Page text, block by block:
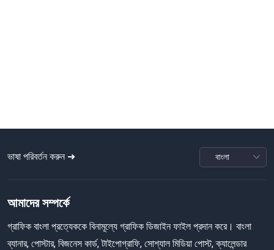
ভাষা পরিবর্তন করুন ➜
আমাদের সম্পর্কে
গ্রাফিক বাংলা প্রত্যেককে বিনামূল্যে গ্রাফিক ডিজাইন ফাইল প্রদান করে। বাংলা
ব্যানার, পোস্টার, বিজনেস কার্ড, টাইপোগ্রাফি, সোশ্যাল মিডিয়া পোস্ট, ক্যালেন্ডার